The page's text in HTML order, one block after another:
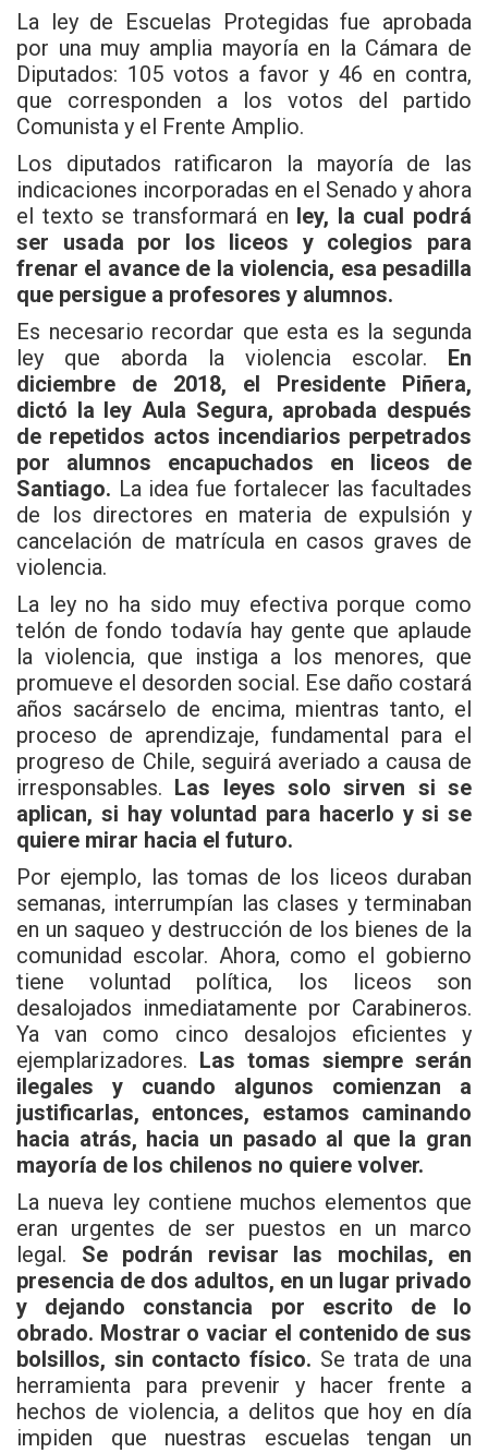
La ley de Escuelas Protegidas fue aprobada
por una muy amplia mayoría en la Cámara de
Diputados: 105 votos a favor y 46 en contra,
que corresponden a los votos del partido
Comunista y el Frente Amplio.
Los diputados ratificaron la mayoría de las
indicaciones incorporadas en el Senado y ahora
el texto se transformará en ley, la cual podrá
ser usada por los liceos y colegios para
frenar el avance de la violencia, esa pesadilla
que persigue a profesores y alumnos.
Es necesario recordar que esta es la segunda
ley que aborda la violencia escolar. En
diciembre de 2018, el Presidente Piñera,
dictó la ley Aula Segura, aprobada después
de repetidos actos incendiarios perpetrados
por alumnos encapuchados en liceos de
Santiago. La idea fue fortalecer las facultades
de los directores en materia de expulsión y
cancelación de matrícula en casos graves de
violencia.
La ley no ha sido muy efectiva porque como
telón de fondo todavía hay gente que aplaude
la violencia, que instiga a los menores, que
promueve el desorden social. Ese daño costará
años sacárselo de encima, mientras tanto, el
proceso de aprendizaje, fundamental para el
progreso de Chile, seguirá averiado a causa de
irresponsables. Las leyes solo sirven si se
aplican, si hay voluntad para hacerlo y si se
quiere mirar hacia el futuro.
Por ejemplo, las tomas de los liceos duraban
semanas, interrumpían las clases y terminaban
en un saqueo y destrucción de los bienes de la
comunidad escolar. Ahora, como el gobierno
tiene voluntad política, los liceos son
desalojados inmediatamente por Carabineros.
Ya van como cinco desalojos eficientes y
ejemplarizadores. Las tomas siempre serán
ilegales y cuando algunos comienzan a
justificarlas, entonces, estamos caminando
hacia atrás, hacia un pasado al que la gran
mayoría de los chilenos no quiere volver.
La nueva ley contiene muchos elementos que
eran urgentes de ser puestos en un marco
legal. Se podrán revisar las mochilas, en
presencia de dos adultos, en un lugar privado
y dejando constancia por escrito de lo
obrado. Mostrar o vaciar el contenido de sus
bolsillos, sin contacto físico. Se trata de una
herramienta para prevenir y hacer frente a
hechos de violencia, a delitos que hoy en día
impiden que nuestras escuelas tengan un